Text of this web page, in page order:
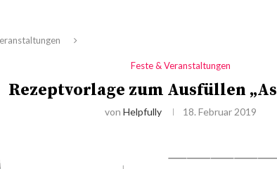
Feste & Veranstaltungen
Rezeptvorlage zum Ausfüllen
von Helpfully 18. Februar 2019